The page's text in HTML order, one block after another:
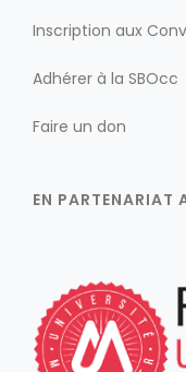
Inscription aux
Adhérer à la SBOcc
Faire un don
EN PARTENARIAT